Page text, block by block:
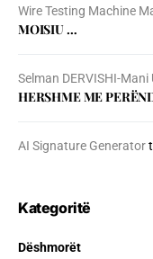
Wire Testing Machine
MOISIU …
Selman DERVISHI-Mani
HERSHME ME
AI Signature Generator
Kategoritë
Dëshmorët